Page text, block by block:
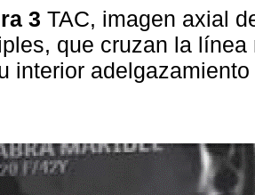
3 TAC, imagen axial
que cruzan la
interior